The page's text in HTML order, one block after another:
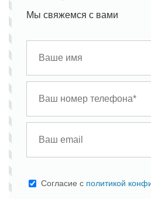
Мы свяжемся с вами
Cогласие с политикой